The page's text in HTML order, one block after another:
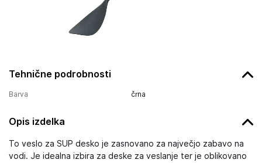
Tehnične podrobnosti
Barva črna
Opis izdelka
To veslo za SUP desko je zasnovano za največjo zabavo na
vodi. Je idealna izbira za deske za veslanje ter je oblikovano